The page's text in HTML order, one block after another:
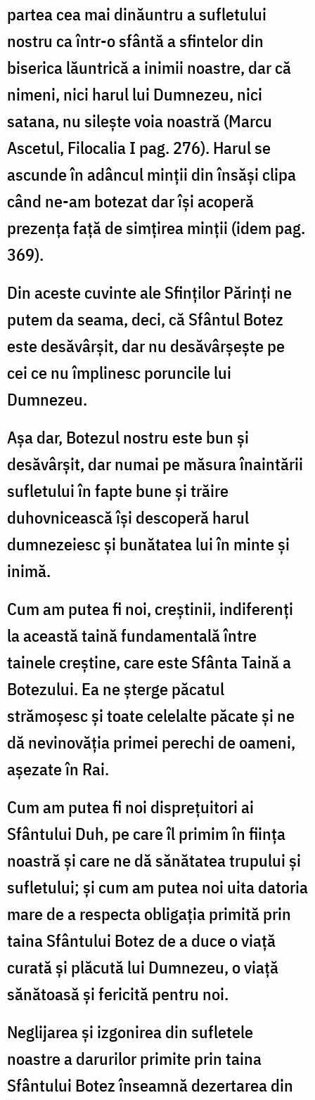
partea cea mai dinăuntru a sufletului
nostru ca într-o sfântă a sfintelor din
biserica lăuntrică a inimii noastre, dar că
nimeni, nici harul lui Dumnezeu, nici
satana, nu sileşte voia noastră (Marcu
Ascetul, Filocalia I pag. 276). Harul se
ascunde în adâncul minţii din însăşi clipa
când ne-am botezat dar îşi acoperă
prezenţa faţă de simţirea minţii (idem pag.
369).
Din aceste cuvinte ale Sfinţilor Părinţi ne
putem da seama, deci, că Sfântul Botez
este desăvârşit, dar nu desăvârşeşte pe
cei ce nu împlinesc poruncile lui
Dumnezeu.
Aşa dar, Botezul nostru este bun şi
desăvârşit, dar numai pe măsura înaintării
sufletului în fapte bune şi trăire
duhovnicească îşi descoperă harul
dumnezeiesc şi bunătatea lui în minte şi
inimă.
Cum am putea fi noi, creştinii, indiferenţi
la această taină fundamentală între
tainele creştine, care este Sfânta Taină a
Botezului. Ea ne şterge păcatul
strămoşesc şi toate celelalte păcate şi ne
dă nevinovăţia primei perechi de oameni,
aşezate în Rai.
Cum am putea fi noi dispreţuitori ai
Sfântului Duh, pe care îl primim în fiinţa
noastră şi care ne dă sănătatea trupului şi
sufletului; şi cum am putea noi uita datoria
mare de a respecta obligaţia primită prin
taina Sfântului Botez de a duce o viaţă
curată şi plăcută lui Dumnezeu, o viaţă
sănătoasă şi fericită pentru noi.
Neglijarea şi izgonirea din sufletele
noastre a darurilor primite prin taina
Sfântului Botez înseamnă dezertarea din